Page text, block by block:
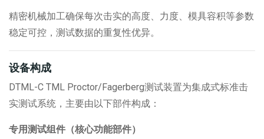
精密机械加工确保每次击实的高度、力度、模具容积等参数
稳定可控，测试数据的重复性优异。
设备构成
DTML-C TML Proctor/Fagerberg测试装置为集成式标准击
实测试系统，主要由以下部件构成：
专用测试组件（核心功能部件）